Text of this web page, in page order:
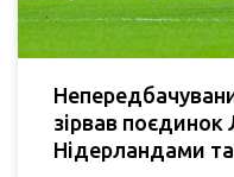
зірвав поєдинок
Нідерландами